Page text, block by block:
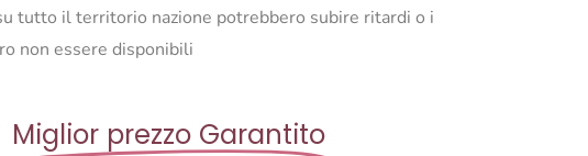
tutto il territorio nazione potrebbero subire ritardi o i
non essere disponibili
Miglior prezzo Garantito